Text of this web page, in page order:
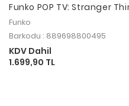
Funko POP TV: Stranger
Funko
Barkodu : 889698800495
KDV Dahil
1.699,90 TL